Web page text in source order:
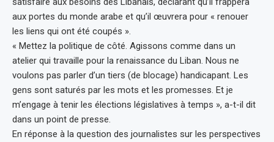
aux portes du monde arabe et qu’il œuvrera pour « renouer
les liens qui ont été coupés ».
« Mettez la politique de côté. Agissons comme dans un
atelier qui travaille pour la renaissance du Liban. Nous ne
voulons pas parler d’un tiers (de blocage) handicapant. Les
gens sont saturés par les mots et les promesses. Et je
m’engage à tenir les élections législatives à temps », a-t-il dit
dans un point de presse.
En réponse à la question des journalistes sur les perspectives